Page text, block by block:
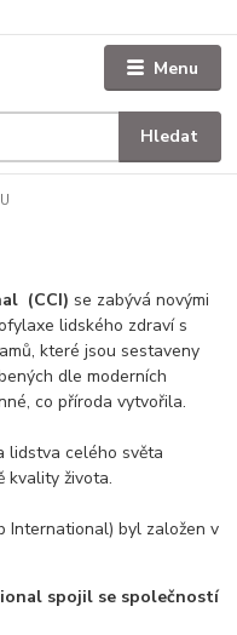
Menu
Hledat
(CCI) se zabývá novými
lidského zdraví s
které jsou sestaveny
dle moderních
co příroda vytvořila.
lidstva celého světa
kvality života.
International) byl založen v
spojil se společností